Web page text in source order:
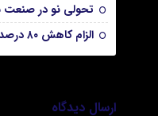
تحولی نو در صنعت
الزام کاهش ۸۰ درصدی مصرف برق در ادارات در ساعات عصرگاهی
ارسال دیدگاه